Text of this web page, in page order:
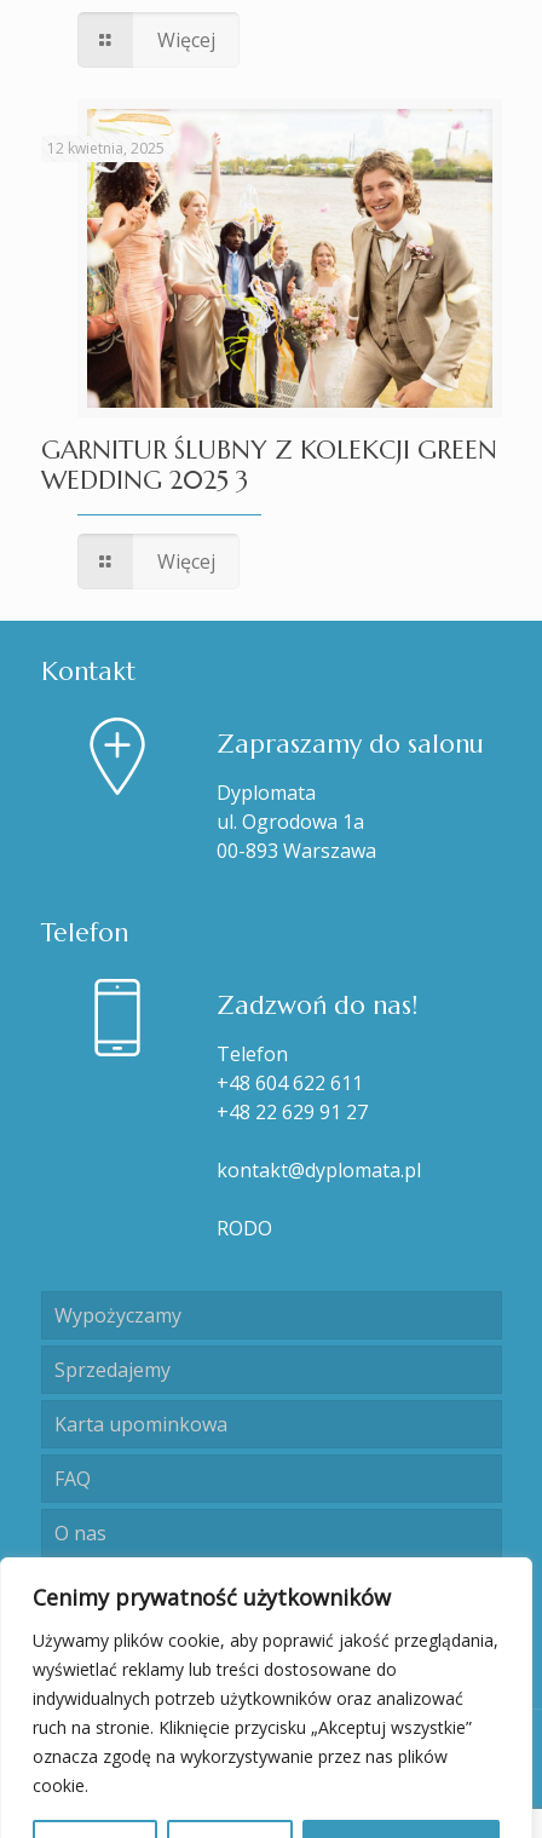
Cenimy prywatność użytkowników
Używamy plików cookie, aby poprawić jakość przeglądania,
wyświetlać reklamy lub treści dostosowane do
indywidualnych potrzeb użytkowników oraz analizować
ruch na stronie. Kliknięcie przycisku „Akceptuj wszystkie”
oznacza zgodę na wykorzystywanie przez nas plików
cookie.
Więcej
12 kwietnia, 2025
GARNITUR ŚLUBNY Z KOLEKCJI GREEN
WEDDING 2025 3
Więcej
Kontakt
Zapraszamy do salonu
Dyplomata
ul. Ogrodowa 1a
00-893 Warszawa
Telefon
Zadzwoń do nas!
Telefon
+48 604 622 611
+48 22 629 91 27
kontakt@dyplomata.pl
RODO
Wypożyczamy
Sprzedajemy
Karta upominkowa
FAQ
O nas
Umów się
Kontakt
Dyplomata.pl